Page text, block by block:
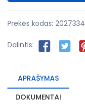
Prekės kodas: 2027334
Dalintis:
APRAŠYMAS
DOKUMENTAI